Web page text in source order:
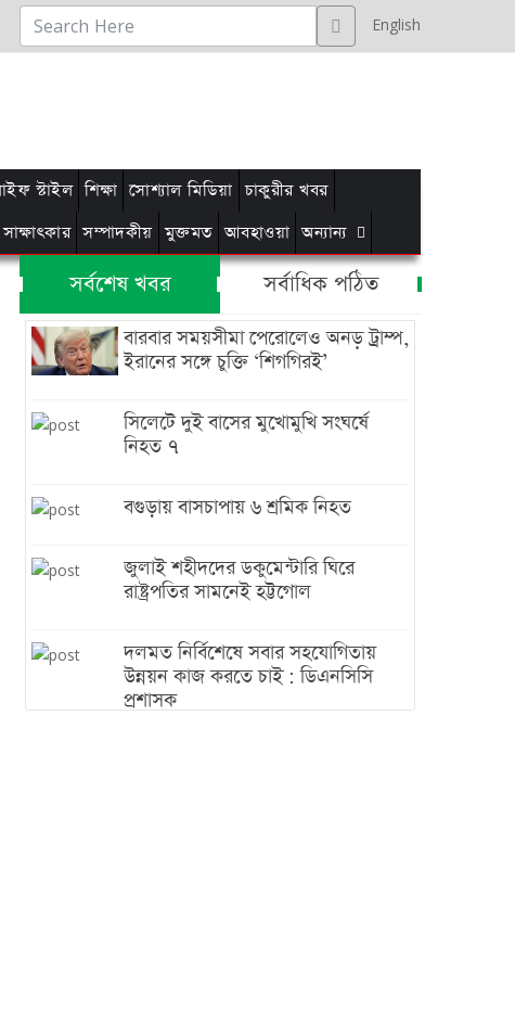
English
স্টাইল শিক্ষা সোশ্যাল মিডিয়া চাকুরীর খবর
সাক্ষাৎকার সম্পাদকীয় মুক্তমত আবহাওয়া অন্যান্য
সর্বশেষ খবর সর্বাধিক পঠিত
বারবার সময়সীমা পেরোলেও অনড় ট্রাম্প,
ইরানের সঙ্গে চুক্তি ‘শিগগিরই’
সিলেটে দুই বাসের মুখোমুখি সংঘর্ষে
নিহত ৭
বগুড়ায় বাসচাপায় ৬ শ্রমিক নিহত
জুলাই শহীদদের ডকুমেন্টারি ঘিরে
রাষ্ট্রপতির সামনেই হট্টগোল
দলমত নির্বিশেষে সবার সহযোগিতায়
উন্নয়ন কাজ করতে চাই : ডিএনসিসি
প্রশাসক